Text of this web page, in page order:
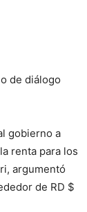
de diálogo
gobierno a
renta para los
argumentó
de RD $